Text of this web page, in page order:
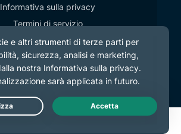
Informativa sulla privacy
Termini di servizio
Preferenze cookie
Live Chat